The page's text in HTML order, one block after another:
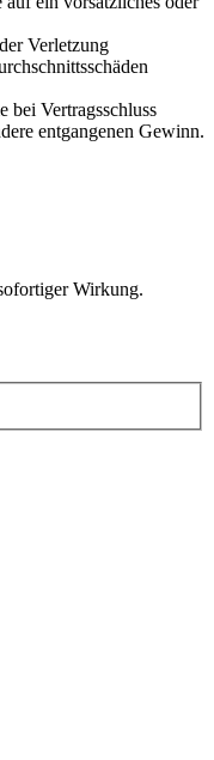
Verletzung
bei Vertragsschluss
entgangenen Gewinn.
Wirkung.